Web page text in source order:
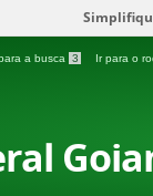
a busca 3 Ir para o